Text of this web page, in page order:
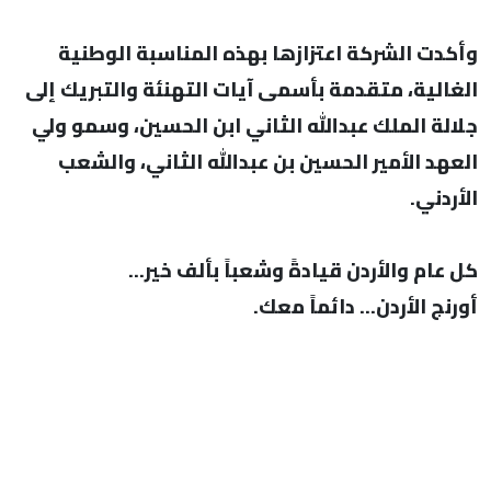
وأكدت الشركة اعتزازها بهذه المناسبة الوطنية
الغالية، متقدمة بأسمى آيات التهنئة والتبريك إلى
جلالة الملك عبدالله الثاني ابن الحسين، وسمو ولي
العهد الأمير الحسين بن عبدالله الثاني، والشعب
الأردني.
كل عام والأردن قيادةً وشعباً بألف خير…
أورنج الأردن… دائماً معك.